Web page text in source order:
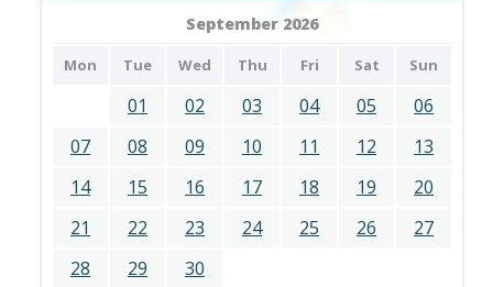
September 2026
Mon Tue Wed Thu Fri Sat Sun
01 02 03 04 05
06
07
08 09 10 11 12
13
14
15 16 17 18 19
20
21
22 23 24 25 26
27
28
29 30